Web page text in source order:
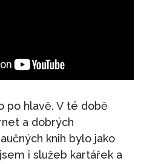
po hlavě. V té době
a dobrých
knih bylo jako
i služeb kartářek a